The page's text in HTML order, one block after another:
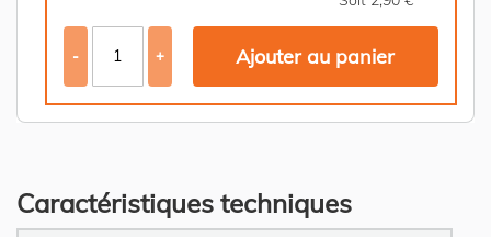
- + Ajouter au panier
Caractéristiques techniques